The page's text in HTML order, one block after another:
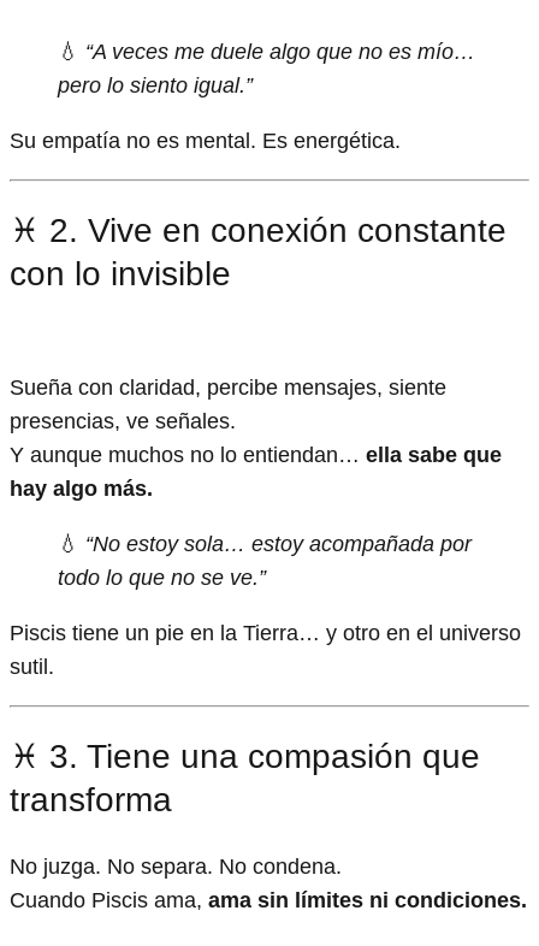
💧 “A veces me duele algo que no es mío…
pero lo siento igual.”
Su empatía no es mental. Es energética.
♓ 2. Vive en conexión constante
con lo invisible
Sueña con claridad, percibe mensajes, siente
presencias, ve señales.
Y aunque muchos no lo entiendan… ella sabe que
hay algo más.
💧 “No estoy sola… estoy acompañada por
todo lo que no se ve.”
Piscis tiene un pie en la Tierra… y otro en el universo
sutil.
♓ 3. Tiene una compasión que
transforma
No juzga. No separa. No condena.
Cuando Piscis ama, ama sin límites ni condiciones.